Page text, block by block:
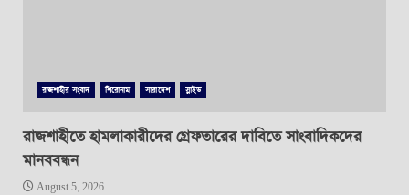
রাজশাহীর সংবাদ শিরোনাম সারাদেশ স্লাইড
রাজশাহীতে হামলাকারীদের গ্রেফতারের দাবিতে সাংবাদিকদের
মানববন্ধন
August 5, 2026